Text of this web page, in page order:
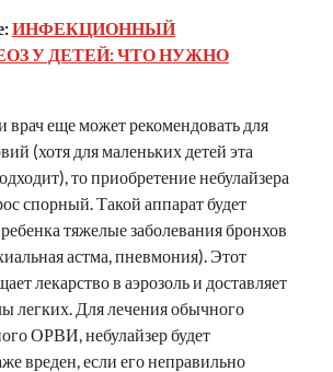
ИНФЕКЦИОННЫЙ
У ДЕТЕЙ: ЧТО НУЖНО
врач еще может рекомендовать для
(хотя для маленьких детей эта
то приобретение небулайзера
спорный. Такой аппарат будет
тяжелые заболевания бронхов
астма, пневмония). Этот
лекарство в аэрозоль и доставляет
легких. Для лечения обычного
ОРВИ, небулайзер будет
вреден, если его неправильно